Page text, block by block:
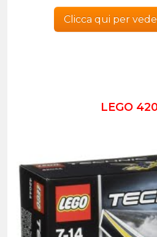
Clicca qui per
LEGO